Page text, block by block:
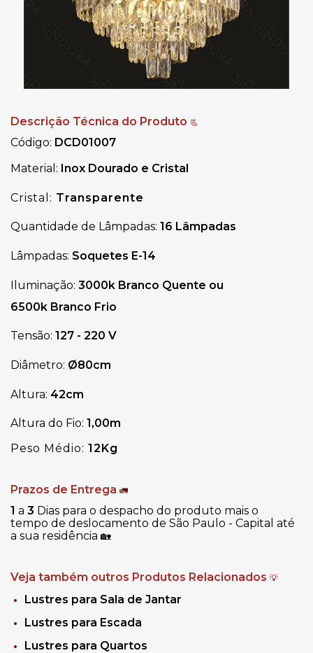
Descrição Técnica do Produto 📃
Código: DCD01007
Material: Inox Dourado e Cristal
Cristal: Transparente
Quantidade de Lâmpadas: 16 Lâmpadas
Lâmpadas: Soquetes E-14
Iluminação: 3000k Branco Quente ou
6500k Branco Frio
Tensão: 127 - 220 V
Diâmetro: Ø80cm
Altura: 42cm
Altura do Fio: 1,00m
Peso Médio: 12Kg
Prazos de Entrega 🚛
1 a 3 Dias para o despacho do produto mais o
tempo de deslocamento de São Paulo - Capital até
a sua residência 🏡
Veja também outros Produtos Relacionados 💡
Lustres para Sala de Jantar
Lustres para Escada
Lustres para Quartos